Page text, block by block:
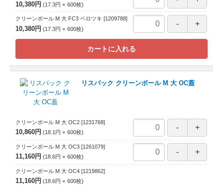
10,380円 17.3円 600枚
クリーンボール M 大 FC3 ベロツキ [1209788]
10,380円 17.3円 600枚
カートに入れる
リスパック クリーンボール M 大 OC蓋
クリーンボール M 大 OC2 [1231768]
10,860円 18.1円 600枚
クリーンボール M 大 OC3 [1261079]
11,160円 18.6円 600枚
クリーンボール M 大 OC4 [1219862]
11,160円 18.6円 600枚